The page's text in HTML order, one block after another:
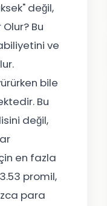
değil,
Bu
ve
bile
Bu
değil,
en fazla
promil,
para